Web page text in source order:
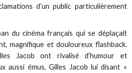
d’un public particulièrement
du cinéma français qui se déplaçait
magnifique et douloureux flashback.
Jacob ont rivalisé d’humour et
aussi émus, Gilles Jacob lui disant «